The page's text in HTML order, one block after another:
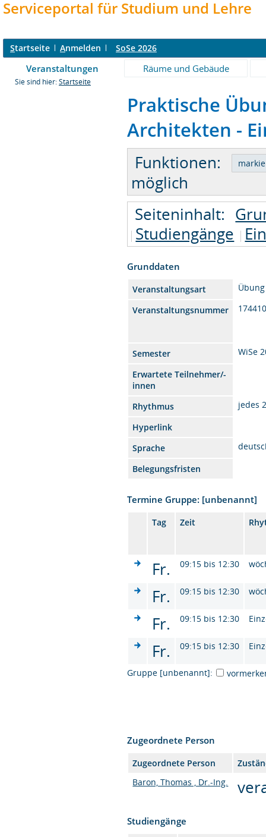
Serviceportal für Studium und Lehre
Startseite Anmelden SoSe 2026
Veranstaltungen Räume und Gebäude
Sie sind hier: Startseite
Praktische
Architekten -
Funktionen:
möglich
Seiteninhalt:
Studiengänge
Grunddaten
Veranstaltungsart
Übung
Veranstaltungsnummer
Semester
WiSe
Erwartete Teilnehmer/-
innen
Rhythmus
jedes
Hyperlink
Sprache
Belegungsfristen
Termine Gruppe: [unbenannt]
Tag Zeit
Fr. 09:15 bis 12:30
Fr. 09:15 bis 12:30
Fr. 09:15 bis 12:30
Fr. 09:15 bis 12:30
Gruppe [unbenannt]:
Zugeordnete Person
Zugeordnete Person
Baron, Thomas , Dr.-Ing.
Studiengänge